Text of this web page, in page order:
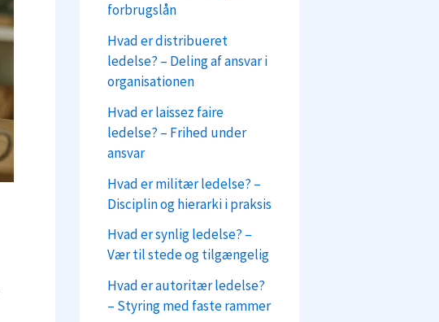
forbrugslån
Hvad er distribueret
ledelse? – Deling af ansvar i
organisationen
Hvad er laissez faire
ledelse? – Frihed under
ansvar
Hvad er militær ledelse? –
Disciplin og hierarki i praksis
Hvad er synlig ledelse? –
Vær til stede og tilgængelig
Hvad er autoritær ledelse?
– Styring med faste rammer